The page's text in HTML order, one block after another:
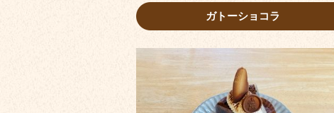
ガトーショコラ